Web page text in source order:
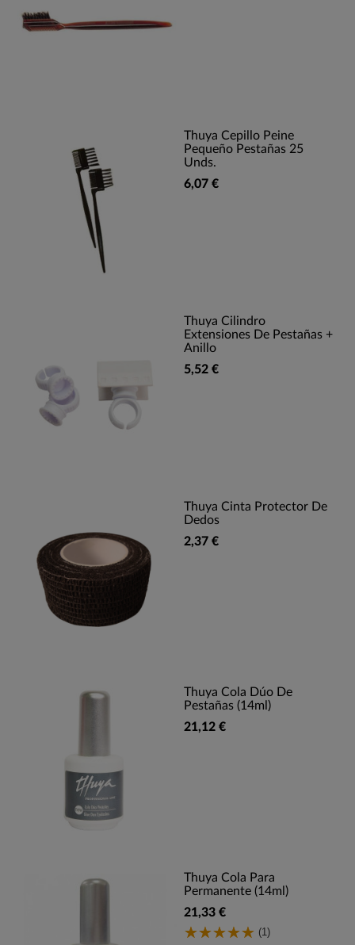
Thuya Cepillo Peine
Pequeño Pestañas 25
Unds.
6,07 €
Thuya Cilindro
Extensiones De Pestañas +
Anillo
5,52 €
Thuya Cinta Protector De
Dedos
2,37 €
Thuya Cola Dúo De
Pestañas (14ml)
21,12 €
Thuya Cola Para
Permanente (14ml)
21,33 €
(1)